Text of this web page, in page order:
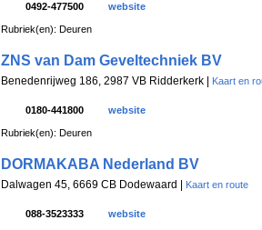
0492-477500 website
Rubriek(en): Deuren
ZNS van Dam Geveltechniek BV
Benedenrijweg 186, 2987 VB Ridderkerk | Kaart en
0180-441800 website
Rubriek(en): Deuren
DORMAKABA Nederland BV
Dalwagen 45, 6669 CB Dodewaard | Kaart en route
088-3523333 website